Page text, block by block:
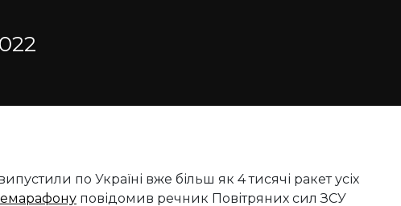
по Україні вже більш як 4 тисячі ракет усіх
повідомив речник Повітряних сил ЗСУ